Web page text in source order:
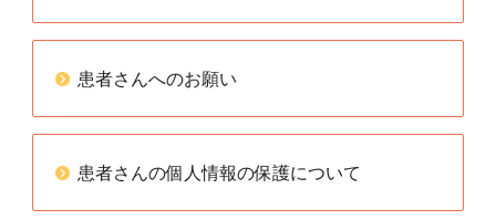
患者さんへのお願い
患者さんの個人情報の保護について